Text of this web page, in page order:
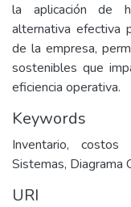
la aplicación de
alternativa efectiva
de la empresa,
sostenibles que
eficiencia operativa.
Keywords
Inventario, costos
Sistemas, Diagrama
URI